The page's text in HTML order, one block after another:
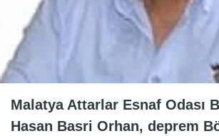
Malatya Attarlar Esnaf Odası
Hasan Basri Orhan, deprem